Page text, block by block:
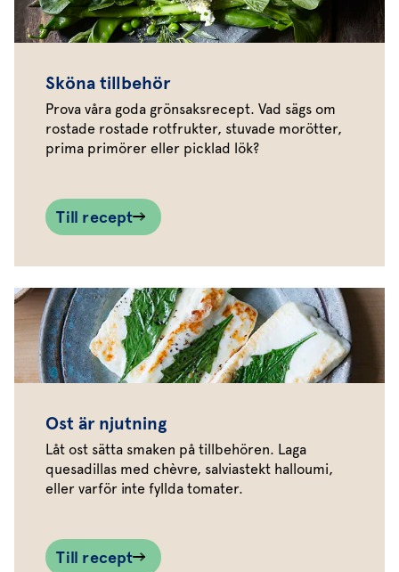
Sköna tillbehör
Prova våra goda grönsaksrecept. Vad sägs om
rostade rostade rotfrukter, stuvade morötter,
prima primörer eller picklad lök?
Till recept
Ost är njutning
Låt ost sätta smaken på tillbehören. Laga
quesadillas med chèvre, salviastekt halloumi,
eller varför inte fyllda tomater.
Till recept